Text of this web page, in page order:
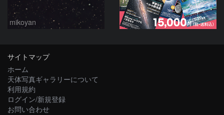
mikoyan
サイトマップ
ホーム
天体写真ギャラリーについて
利用規約
ログイン/新規登録
お問い合わせ